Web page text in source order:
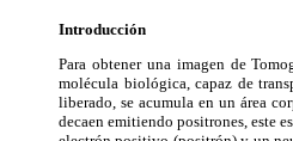
Introducción
Para obtener una imagen de
molécula biológica, capaz de
liberado, se acumula en un área
decaen emitiendo positrones, este